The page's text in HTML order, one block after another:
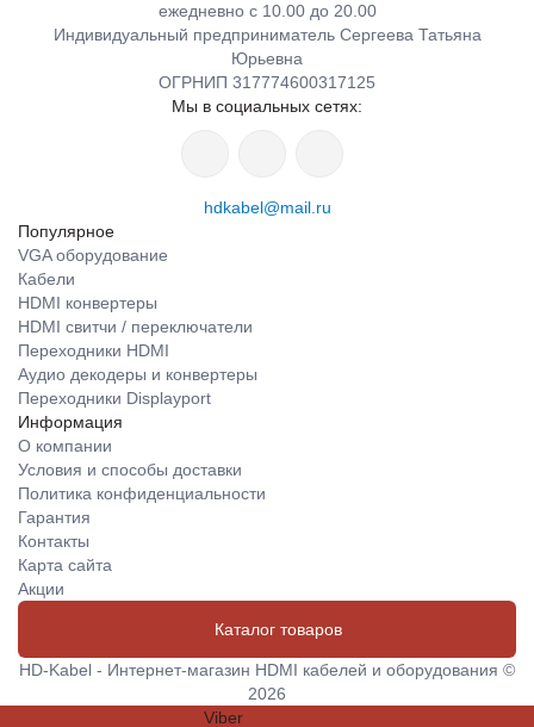
ежедневно с 10.00 до 20.00
Индивидуальный предприниматель Сергеева Татьяна
Юрьевна
ОГРНИП 317774600317125
Мы в социальных сетях:
hdkabel@mail.ru
Популярное
VGA оборудование
Кабели
HDMI конвертеры
HDMI свитчи / переключатели
Переходники HDMI
Аудио декодеры и конвертеры
Переходники Displayport
Информация
О компании
Условия и способы доставки
Политика конфиденциальности
Гарантия
Контакты
Карта сайта
Акции
Каталог товаров
HD-Kabel - Интернет-магазин HDMI кабелей и оборудования ©
2026
Viber